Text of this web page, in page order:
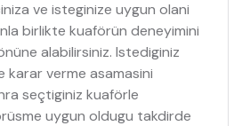
ve isteginize uygun olani
birlikte kuaförün deneyimini
alabilirsiniz. Istediginiz
karar verme asamasini
seçtiginiz kuaförle
uygun oldugu takdirde